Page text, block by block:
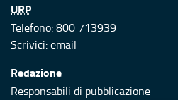
URP
Telefono: 800 713939
Scrivici:email
Redazione
Responsabili di pubblicazione